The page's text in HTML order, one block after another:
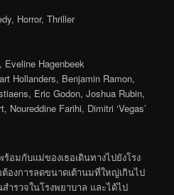
Horror, Thriller
Eveline Hagenbeek
Hollanders, Benjamin Ramon,
Eric Godon, Joshua Rubin,
Noureddine Farihi, Dimitri ‘Vegas’
อมกับแม่ของเธอเดินทางไปยังโรง
องการลดขนาดเต้านมที่ใหญ่เกินไป
ำรวจในโรงพยาบาล และได้ไป